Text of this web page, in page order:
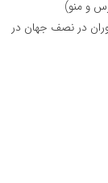
در نصف جهان در